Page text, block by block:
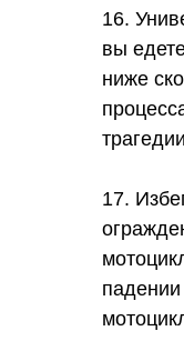
16.
вы
ниже
17.